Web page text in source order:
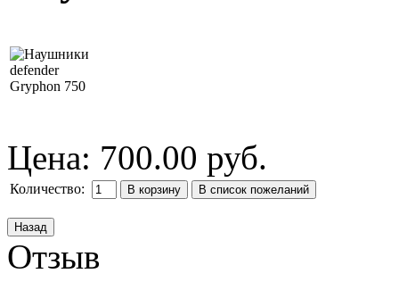
Цена: 700.00 руб.
Количество:
Отзыв